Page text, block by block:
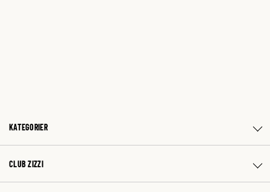
KATEGORIER
CLUB ZIZZI